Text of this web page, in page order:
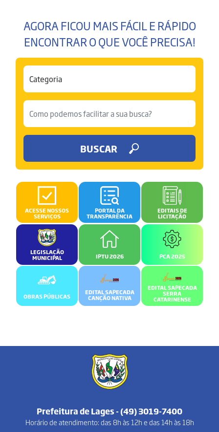
AGORA FICOU MAIS FÁCIL E RÁPIDO
ENCONTRAR O QUE VOCÊ PRECISA!
BUSCAR
ACESSE NOSSOS
SERVIÇOS
PORTAL DA
TRANSPARÊNCIA
EDITAIS DE
LICITAÇÃO
LEGISLAÇÃO
MUNICIPAL IPTU 2026 PCA 2025
OBRAS PÚBLICAS
EDITAL SAPECADA
CANÇÃO NATIVA
EDITAL SAPECADA
SERRA
CATARINENSE
Prefeitura de Lages - (49) 3019-7400
Horário de atendimento: das 8h às 12h e das 14h às 18h